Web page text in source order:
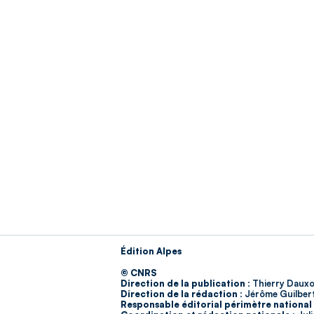
Édition Alpes
© CNRS
Direction de la publication : Thierry
Direction de la rédaction : Jérôme
Responsable éditorial périmètre national